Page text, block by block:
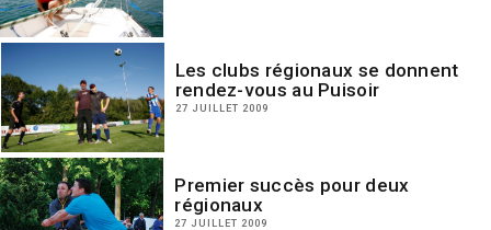
Les clubs régionaux se donnent
rendez-vous au Puisoir
27 JUILLET 2009
Premier succès pour deux
régionaux
27 JUILLET 2009